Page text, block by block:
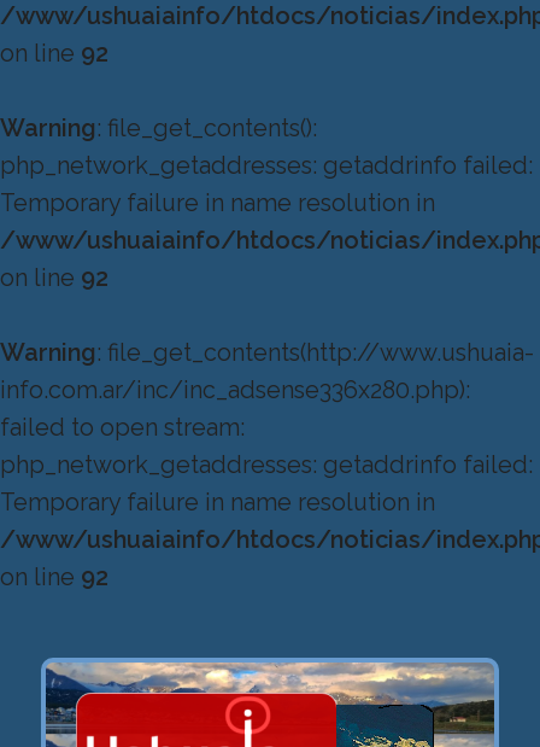
/www/ushuaiainfo/htdocs/noticias/
on line 92
Warning: file_get_contents():
php_network_getaddresses: getaddrinfo failed:
Temporary failure in name resolution in
/www/ushuaiainfo/htdocs/noticias/
on line 92
Warning: file_get_contents(http://www.ushuaia-
info.com.ar/inc/inc_adsense336x280.php):
failed to open stream:
php_network_getaddresses: getaddrinfo failed:
Temporary failure in name resolution in
/www/ushuaiainfo/htdocs/noticias/
on line 92